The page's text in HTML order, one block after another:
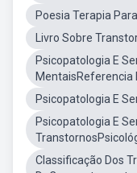
Poesia Terapia
Livro Sobre
Psicopatologia E
MentaisReferencia
Psicopatologia E
Psicopatologia E
Classificação Dos